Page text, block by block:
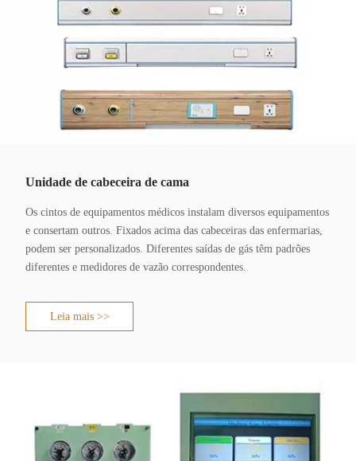
Unidade de cabeceira de cama
Os cintos de equipamentos médicos instalam diversos equipamentos
e consertam outros. Fixados acima das cabeceiras das enfermarias,
podem ser personalizados. Diferentes saídas de gás têm padrões
diferentes e medidores de vazão correspondentes.
Leia mais >>